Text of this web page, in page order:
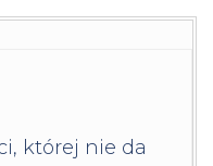
której nie da